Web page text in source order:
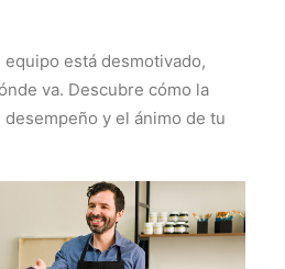
está desmotivado,
va. Descubre cómo la
y el ánimo de tu